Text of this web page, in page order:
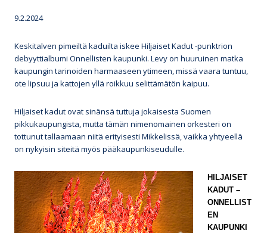
9.2.2024
Keskitalven pimeiltä kaduilta iskee Hiljaiset Kadut -punktrion
debyyttialbumi Onnellisten kaupunki. Levy on huuruinen matka
kaupungin tarinoiden harmaaseen ytimeen, missä vaara tuntuu,
ote lipsuu ja kattojen yllä roikkuu selittämätön kaipuu.
Hiljaiset kadut ovat sinänsä tuttuja jokaisesta Suomen
pikkukaupungista, mutta tämän nimenomainen orkesteri on
tottunut tallaamaan niitä erityisesti Mikkelissä, vaikka yhtyeellä
on nykyisin siteitä myös pääkaupunkiseudulle.
HILJAISET
KADUT –
ONNELLIST
EN
KAUPUNKI